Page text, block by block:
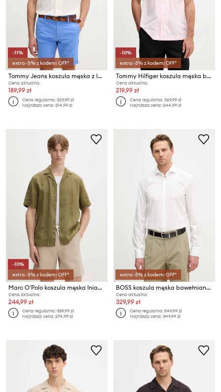
-11%
extra -5% z kodem: OFF*
Tommy Jeans koszula męska z lnem
Cena aktualna:
189,99 zł
Cena regularna:329,99 zł
Najniższa cena:214,99 zł
-10%
extra -5% z kodem: OFF*
Tommy Hilfiger koszula męska bawełniana SUMMER
Cena aktualna:
219,99 zł
Cena regularna:369,99 zł
Najniższa cena:244,99 zł
-10%
extra -5% z kodem: OFF*
Marc O'Polo koszula męska lniana
Cena aktualna:
244,99 zł
Cena regularna:389,99 zł
Najniższa cena:274,99 zł
extra -5% z kodem: OFF*
BOSS koszula męska bawełniana HANK
Cena aktualna:
329,99 zł
Cena regularna:549,99 zł
Najniższa cena:349,99 zł